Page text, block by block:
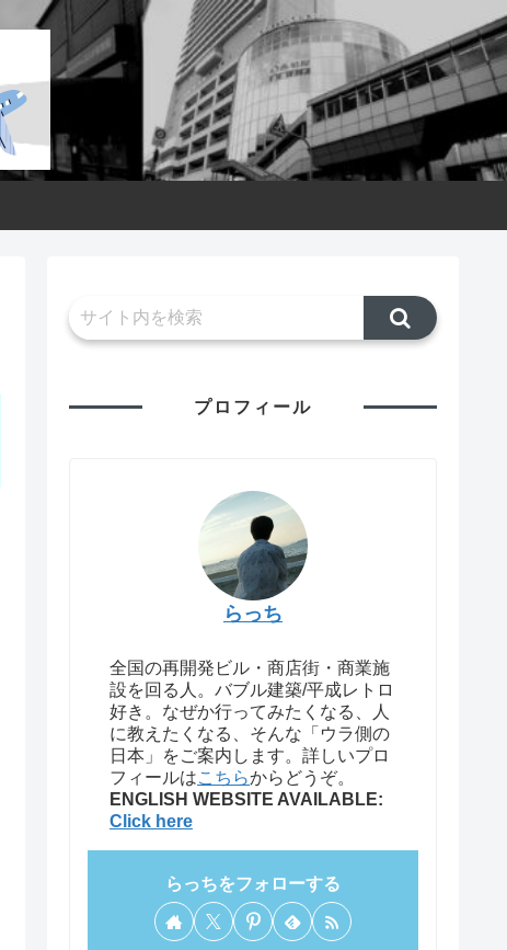
プロフィール
らっち
全国の再開発ビル・商店街・商業施
設を回る人。バブル建築/平成レトロ
好き。なぜか行ってみたくなる、人
に教えたくなる、そんな「ウラ側の
日本」をご案内します。詳しいプロ
フィールはこちらからどうぞ。
ENGLISH WEBSITE AVAILABLE:
Click here
らっちをフォローする